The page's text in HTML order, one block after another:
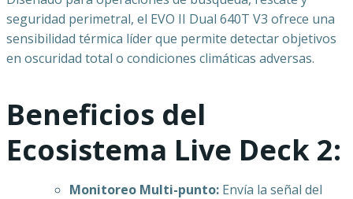
seguridad perimetral, el EVO II Dual 640T V3 ofrece una
sensibilidad térmica líder que permite detectar objetivos
en oscuridad total o condiciones climáticas adversas.
Beneficios del
Ecosistema Live Deck 2:
Monitoreo Multi-punto: Envía la señal del